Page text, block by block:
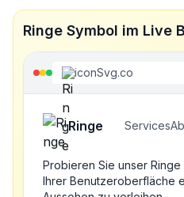
Ringe Symbol im Live
iconSvg.co
Ringe Services
Probieren Sie unser Ringe
Ihrer Benutzeroberfläche